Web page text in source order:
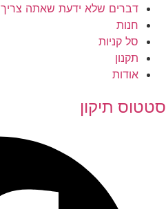
דברים שלא ידעת שאתה צריך
חנות
סל קניות
תקנון
אודות
סטטוס תיקון